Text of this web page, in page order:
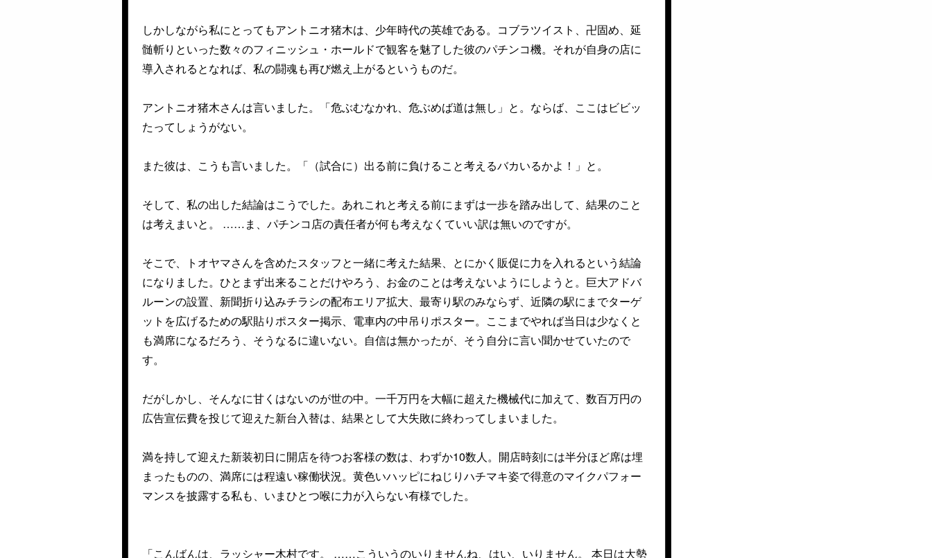
しかしながら私にとってもアントニオ猪木は、少年時代の英雄である。コブラツイスト、卍固め、延
髄斬りといった数々のフィニッシュ・ホールドで観客を魅了した彼のパチンコ機。それが自身の店に
導入されるとなれば、私の闘魂も再び燃え上がるというものだ。
アントニオ猪木さんは言いました。「危ぶむなかれ、危ぶめば道は無し」と。ならば、ここはビビッ
たってしょうがない。
また彼は、こうも言いました。「（試合に）出る前に負けること考えるバカいるかよ！」と。
そして、私の出した結論はこうでした。あれこれと考える前にまずは一歩を踏み出して、結果のこと
は考えまいと。 ……ま、パチンコ店の責任者が何も考えなくていい訳は無いのですが。
そこで、トオヤマさんを含めたスタッフと一緒に考えた結果、とにかく販促に力を入れるという結論
になりました。ひとまず出来ることだけやろう、お金のことは考えないようにしようと。巨大アドバ
ルーンの設置、新聞折り込みチラシの配布エリア拡大、最寄り駅のみならず、近隣の駅にまでターゲ
ットを広げるための駅貼りポスター掲示、電車内の中吊りポスター。ここまでやれば当日は少なくと
も満席になるだろう、そうなるに違いない。自信は無かったが、そう自分に言い聞かせていたので
す。
だがしかし、そんなに甘くはないのが世の中。一千万円を大幅に超えた機械代に加えて、数百万円の
広告宣伝費を投じて迎えた新台入替は、結果として大失敗に終わってしまいました。
満を持して迎えた新装初日に開店を待つお客様の数は、わずか10数人。開店時刻には半分ほど席は埋
まったものの、満席には程遠い稼働状況。黄色いハッピにねじりハチマキ姿で得意のマイクパフォー
マンスを披露する私も、いまひとつ喉に力が入らない有様でした。
「こんばんは、ラッシャー木村です。 ……こういうのいりませんね、はい、いりません。 本日は大勢